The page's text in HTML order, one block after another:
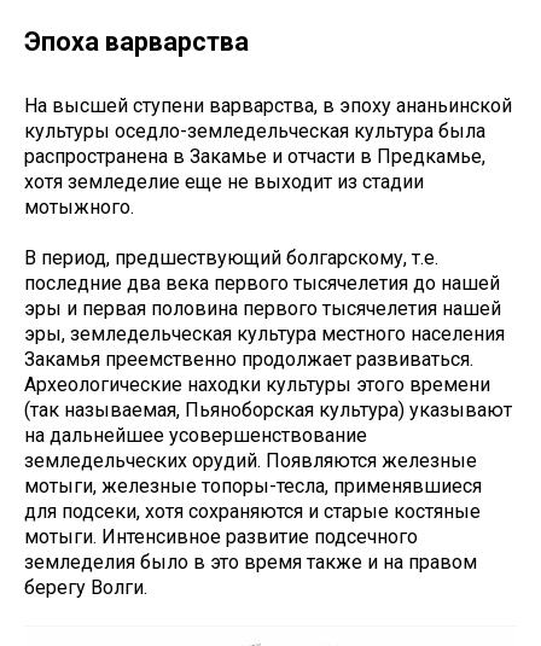
Эпоха варварства
На высшей ступени варварства, в эпоху ананьинской
культуры оседло-земледельческая культура была
распространена в Закамье и отчасти в Предкамье,
хотя земледелие еще не выходит из стадии
мотыжного.
В период, предшествующий болгарскому, т.е.
последние два века первого тысячелетия до нашей
эры и первая половина первого тысячелетия нашей
эры, земледельческая культура местного населения
Закамья преемственно продолжает развиваться.
Археологические находки культуры этого времени
(так называемая, Пьяноборская культура) указывают
на дальнейшее усовершенствование
земледельческих орудий. Появляются железные
мотыги, железные топоры-тесла, применявшиеся
для подсеки, хотя сохраняются и старые костяные
мотыги. Интенсивное развитие подсечного
земледелия было в это время также и на правом
берегу Волги.